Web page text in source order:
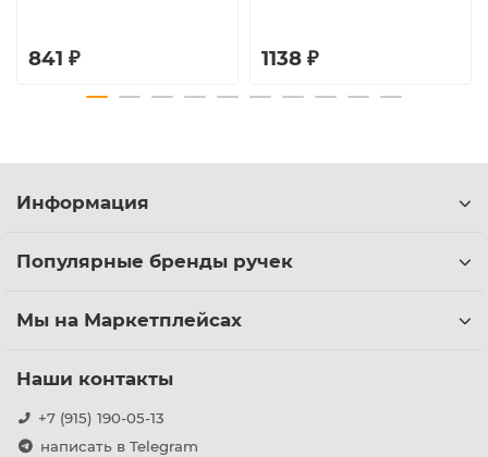
841 ₽ 1138 ₽
Информация
Популярные бренды ручек
Мы на Маркетплейсах
Наши контакты
+7 (915) 190-05-13
написать в Telegram